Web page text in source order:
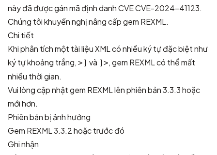
này đã được gán mã định danh CVECVE-2024-41123.
Chúng tôi khuyến nghị nâng cấp gem REXML.
Chi tiết
Khi phân tích một tài liệu XML có nhiều ký tự đặc biệt như
ký tự khoảng trắng, >] và ]>, gem REXML có thể mất
nhiều thời gian.
Vui lòng cập nhật gem REXML lên phiên bản 3.3.3 hoặc
mới hơn.
Phiên bản bị ảnh hưởng
Gem REXML 3.3.2 hoặc trước đó
Ghi nhận